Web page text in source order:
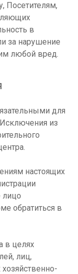
Посетителям,
в
за нарушение
любой вред.
для
Исключения из
настоящих
лицо
обратиться в
в целях
лиц,